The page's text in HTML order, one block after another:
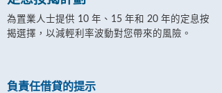
為置業人士提供 10 年、15 年和 20 年的定息按
揭選擇，以減輕利率波動對您帶來的風險。
負責任借貸的提示